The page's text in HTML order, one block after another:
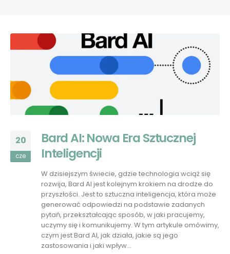
20
cze
Bard AI: Nowa Era Sztucznej
Inteligencji
W dzisiejszym świecie, gdzie technologia wciąż się
rozwija, Bard AI jest kolejnym krokiem na drodze do
przyszłości. Jest to sztuczna inteligencja, która może
generować odpowiedzi na podstawie zadanych
pytań, przekształcając sposób, w jaki pracujemy,
uczymy się i komunikujemy. W tym artykule omówimy,
czym jest Bard AI, jak działa, jakie są jego
zastosowania i jaki wpływ...